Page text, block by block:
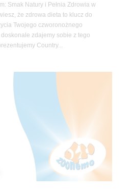
Smak Natury i Pełnia Zdrowia w
że zdrowa dieta to klucz do
Twojego czworonożnego
zdajemy sobie z tego
Country...